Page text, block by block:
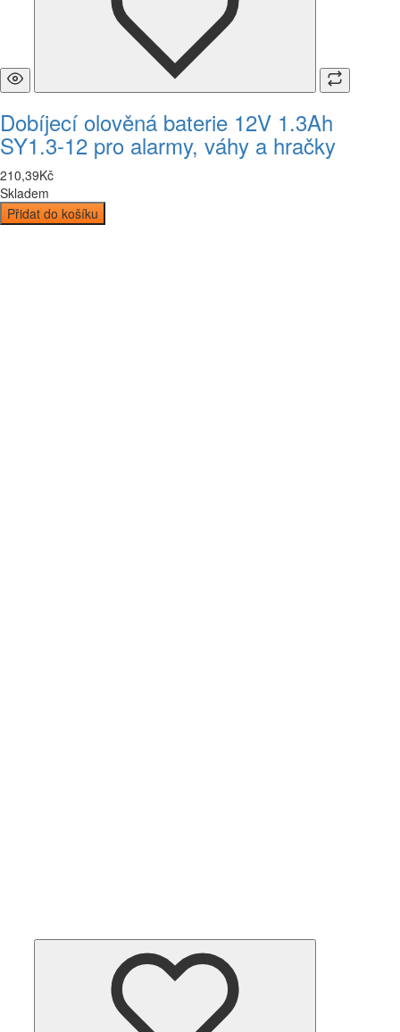
Dobíjecí olověná baterie 12V 1.3Ah
SY1.3-12 pro alarmy, váhy a hračky
210,39Kč
Skladem
Přidat do košíku